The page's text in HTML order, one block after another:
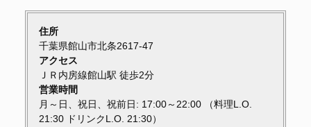
住所
千葉県館山市北条2617-47
アクセス
ＪＲ内房線館山駅 徒歩2分
営業時間
月～日、祝日、祝前日: 17:00～22:00 （料理L.O.
21:30 ドリンクL.O. 21:30）